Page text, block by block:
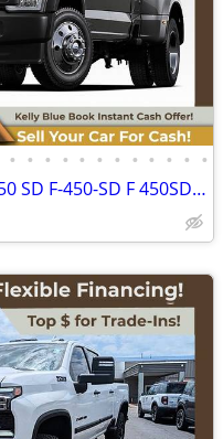
• • • • • • • • • • • •
2026 Ford F450SD F 450 SD F-450-SD F 450SD F-450SD DRWCrew Cab